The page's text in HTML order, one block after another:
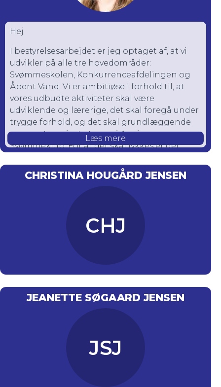
Hej
I bestyrelsesarbejdet er jeg optaget af, at vi
udvikler på alle tre hovedområder:
Svømmeskolen, Konkurrenceafdelingen og
Åbent Vand. Vi er ambitiøse i forhold til, at
vores udbudte aktiviteter skal være
udviklende og lærerige, det skal foregå under
trygge forhold, og det skal grundlæggende
være rart og sjovt at være i Auning
Svømmeklub. For at det skal lykkes er det
bidrager til fællesskabet, og vi hører også
meget gerne fra dig. Auning Svømmeklub er
en del af Auning Idrætsforening.
Læs mere
CHRISTINA HOUGÅRD JENSEN
CHJ
JEANETTE SØGAARD JENSEN
JSJ